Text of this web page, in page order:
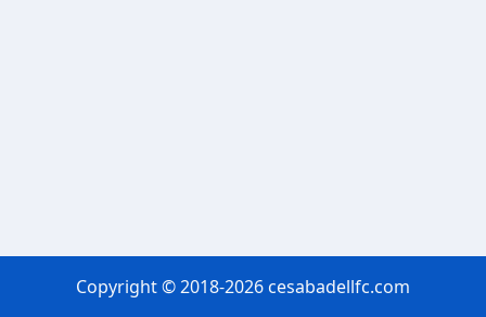
Copyright © 2018-2026 cesabadellfc.com